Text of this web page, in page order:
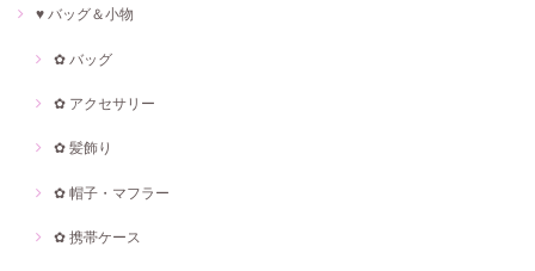
♥ バッグ＆小物
✿ バッグ
✿ アクセサリー
✿ 髪飾り
✿ 帽子・マフラー
✿ 携帯ケース